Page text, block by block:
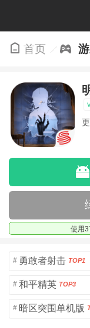
首页
使用
# 勇敢者射击 TOP1
# 和平精英 TOP3
# 暗区突围单机版